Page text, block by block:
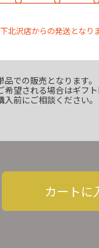
北沢店からの発送となり
での販売となります。
希望される場合はギフ
前にご相談ください。
カートに